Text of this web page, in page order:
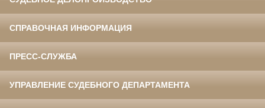
СПРАВОЧНАЯ ИНФОРМАЦИЯ
ПРЕСС-СЛУЖБА
УПРАВЛЕНИЕ СУДЕБНОГО ДЕПАРТАМЕНТА